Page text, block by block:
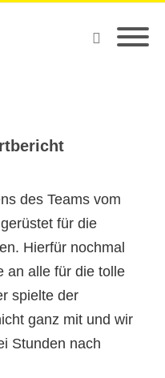
des Teams vom
für die
Hierfür nochmal
an alle für die tolle
spielte der
ganz mit und wir
Stunden nach